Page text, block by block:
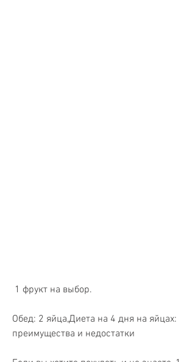
1 фрукт на выбор.
Обед: 2 яйца,Диета на 4 дня на яйцах:
преимущества и недостатки